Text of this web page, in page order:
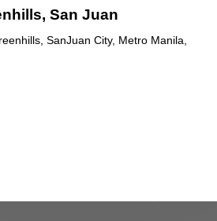
San Juan
SanJuan City, Metro Manila,